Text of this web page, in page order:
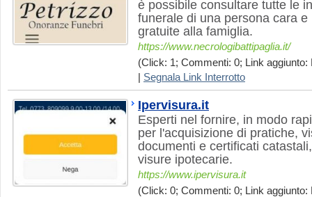
è possibile consultare tutte le
funerale di una persona cara
gratuite alla famiglia.
https://www.necrologibattipaglia.it/
(Click: 1; Commenti: 0; Link aggiunto:
Segnala Link Interrotto
Ipervisura.it
Esperti nel fornire, in modo
per l'acquisizione di pratiche,
documenti e certificati
visure ipotecarie.
https://www.ipervisura.it
(Click: 0; Commenti: 0; Link aggiunto: